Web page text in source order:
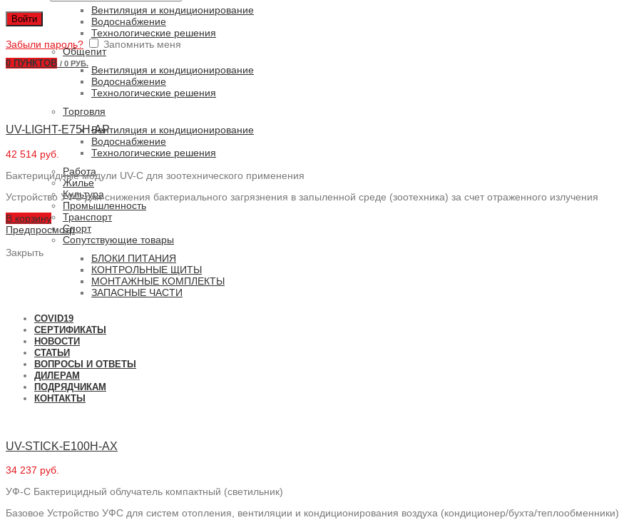
Войти
Забыли пароль? Запомнить меня
0 ПУНКТОВ / 0 РУБ.
Вентиляция и кондиционирование
Водоснабжение
Технологические решения
Общепит
Вентиляция и кондиционирование
Водоснабжение
Технологические решения
Торговля
Вентиляция и кондиционирование
Водоснабжение
Технологические решения
Работа
Жилье
Культура
Промышленность
Транспорт
Спорт
Сопутствующие товары
БЛОКИ ПИТАНИЯ
КОНТРОЛЬНЫЕ ЩИТЫ
МОНТАЖНЫЕ КОМПЛЕКТЫ
ЗАПАСНЫЕ ЧАСТИ
COVID19
СЕРТИФИКАТЫ
НОВОСТИ
СТАТЬИ
ВОПРОСЫ И ОТВЕТЫ
ДИЛЕРАМ
ПОДРЯДЧИКАМ
КОНТАКТЫ
UV-LIGHT-E75H-AP
42 514 руб.
Бактерицидные модули UV-C для зоотехнического применения
Устройство УФС для снижения бактериального загрязнения в запыленной среде (зоотехника) за счет отраженного излучения
В корзину
Предпросмотр
Закрыть
UV-STICK-E100H-AX
34 237 руб.
УФ-С Бактерицидный облучатель компактный (светильник)
Базовое Устройство УФС для систем отопления, вентиляции и кондиционирования воздуха (кондиционер/бухта/теплообменники)